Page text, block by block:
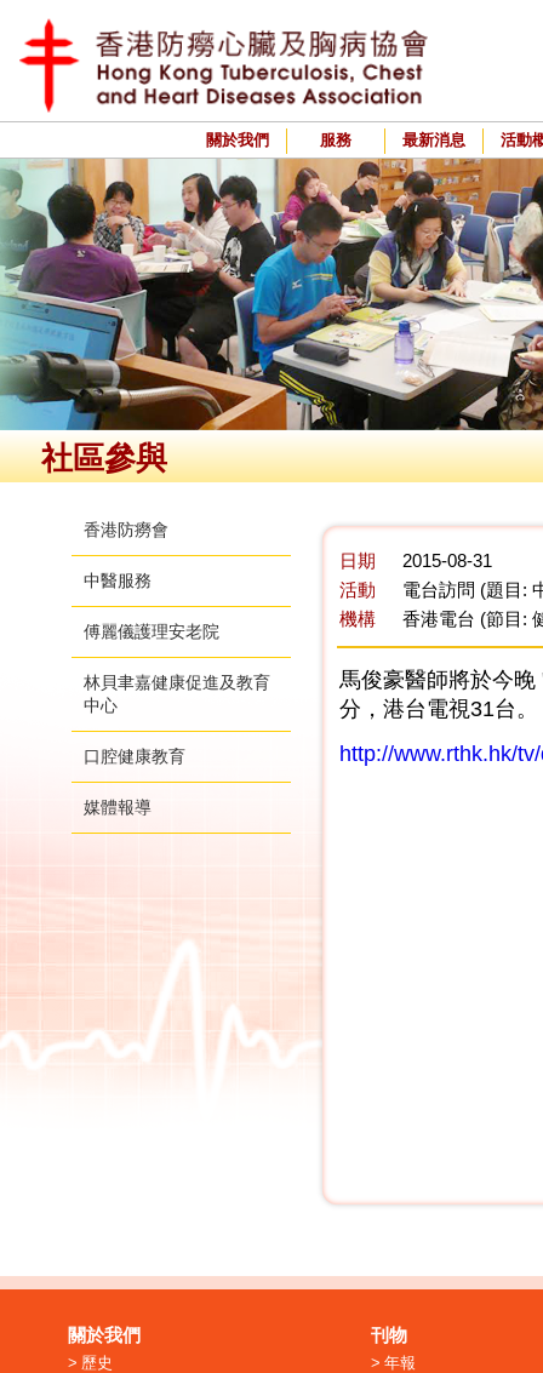
關於我們 服務 最新消息 活動
社區參與
香港防癆會
中醫服務
傅麗儀護理安老院
林貝聿嘉健康促進及教育
中心
口腔健康教育
媒體報導
日期
2015-08-31
活動
電台訪問 (題目:
機構
香港電台 (節目:
馬俊豪醫師將於今
分，港台電視31台。
http://www.rthk.hk/
關於我們
歷史
刊物
年報